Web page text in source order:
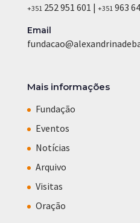
+351 252 951 601 | +351 963
Email
Mais informações
Fundação
Eventos
Notícias
Arquivo
Visitas
Oração